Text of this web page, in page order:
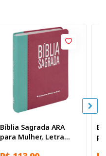
Bíblia Sagrada ARA
para Mulher, Letra